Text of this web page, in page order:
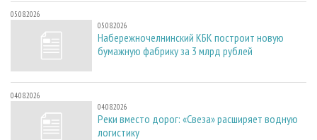
05.08.2026
05.08.2026
Набережночелнинский КБК построит новую
бумажную фабрику за 3 млрд рублей
04.08.2026
04.08.2026
Реки вместо дорог: «Свеза» расширяет водную
логистику